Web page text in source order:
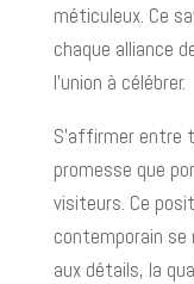
méticuleux. Ce
chaque alliance
l’union à célébrer.
S’affirmer entre
promesse que
visiteurs. Ce
contemporain
aux détails, la